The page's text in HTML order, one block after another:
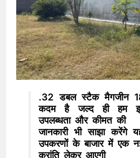
.32 डबल स्टैक मैगजीन
कदम है जल्द ही हम
उपलब्धता और कीमत की
जानकारी भी साझा करेंगे
उपकरणों के बाजार में एक
क्रांति लेकर आएगी